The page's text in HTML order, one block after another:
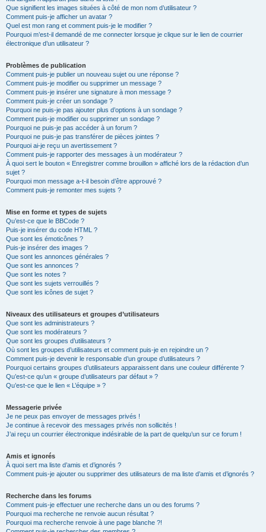
Que signifient les images situées à côté de mon nom d’utilisateur ?
Comment puis-je afficher un avatar ?
Quel est mon rang et comment puis-je le modifier ?
Pourquoi m’est-il demandé de me connecter lorsque je clique sur le lien de courrier
électronique d’un utilisateur ?
Problèmes de publication
Comment puis-je publier un nouveau sujet ou une réponse ?
Comment puis-je modifier ou supprimer un message ?
Comment puis-je insérer une signature à mon message ?
Comment puis-je créer un sondage ?
Pourquoi ne puis-je pas ajouter plus d’options à un sondage ?
Comment puis-je modifier ou supprimer un sondage ?
Pourquoi ne puis-je pas accéder à un forum ?
Pourquoi ne puis-je pas transférer de pièces jointes ?
Pourquoi ai-je reçu un avertissement ?
Comment puis-je rapporter des messages à un modérateur ?
À quoi sert le bouton « Enregistrer comme brouillon » affiché lors de la rédaction d’un
sujet ?
Pourquoi mon message a-t-il besoin d’être approuvé ?
Comment puis-je remonter mes sujets ?
Mise en forme et types de sujets
Qu’est-ce que le BBCode ?
Puis-je insérer du code HTML ?
Que sont les émoticônes ?
Puis-je insérer des images ?
Que sont les annonces générales ?
Que sont les annonces ?
Que sont les notes ?
Que sont les sujets verrouillés ?
Que sont les icônes de sujet ?
Niveaux des utilisateurs et groupes d’utilisateurs
Que sont les administrateurs ?
Que sont les modérateurs ?
Que sont les groupes d’utilisateurs ?
Où sont les groupes d’utilisateurs et comment puis-je en rejoindre un ?
Comment puis-je devenir le responsable d’un groupe d’utilisateurs ?
Pourquoi certains groupes d’utilisateurs apparaissent dans une couleur différente ?
Qu’est-ce qu’un « groupe d’utilisateurs par défaut » ?
Qu’est-ce que le lien « L’équipe » ?
Messagerie privée
Je ne peux pas envoyer de messages privés !
Je continue à recevoir des messages privés non sollicités !
J’ai reçu un courrier électronique indésirable de la part de quelqu’un sur ce forum !
Amis et ignorés
À quoi sert ma liste d’amis et d’ignorés ?
Comment puis-je ajouter ou supprimer des utilisateurs de ma liste d’amis et d’ignorés ?
Recherche dans les forums
Comment puis-je effectuer une recherche dans un ou des forums ?
Pourquoi ma recherche ne renvoie aucun résultat ?
Pourquoi ma recherche renvoie à une page blanche ?!